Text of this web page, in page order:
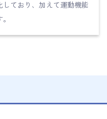
ており、加えて運動機能